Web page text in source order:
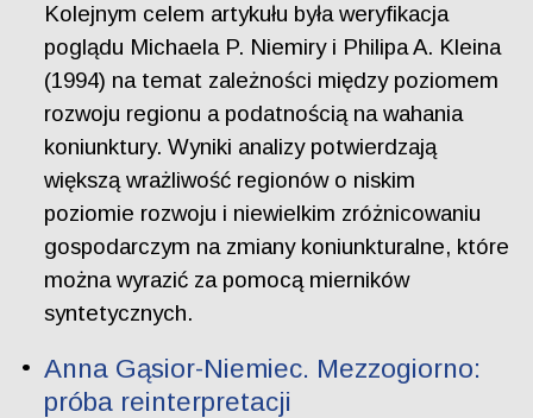
Kolejnym celem artykułu była weryfikacja
poglądu Michaela P. Niemiry i Philipa A. Kleina
(1994) na temat zależności między poziomem
rozwoju regionu a podatnością na wahania
koniunktury. Wyniki analizy potwierdzają
większą wrażliwość regionów o niskim
poziomie rozwoju i niewielkim zróżnicowaniu
gospodarczym na zmiany koniunkturalne, które
można wyrazić za pomocą mierników
syntetycznych.
Anna Gąsior-Niemiec. Mezzogiorno:
próba reinterpretacji